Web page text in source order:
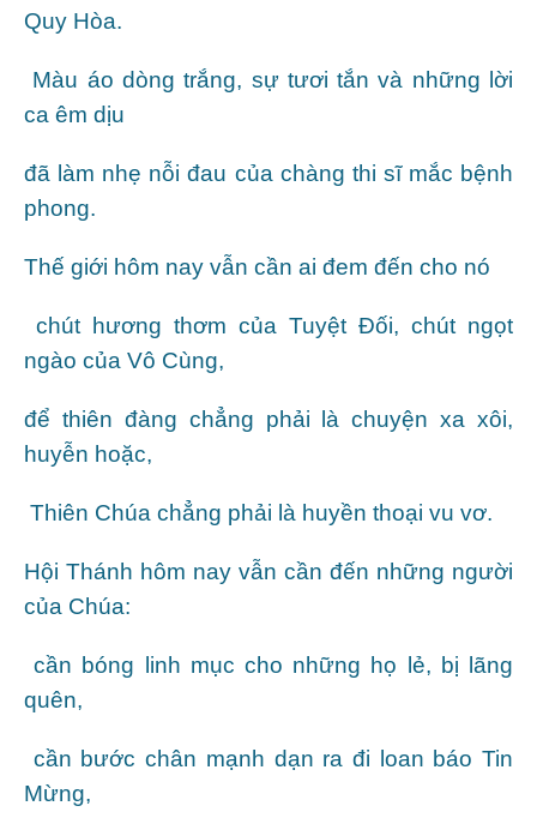
Quy Hòa.
Màu áo dòng trắng, sự tươi tắn và những lời
ca êm dịu
đã làm nhẹ nỗi đau của chàng thi sĩ mắc bệnh
phong.
Thế giới hôm nay vẫn cần ai đem đến cho nó
chút hương thơm của Tuyệt Ðối, chút ngọt
ngào của Vô Cùng,
để thiên đàng chẳng phải là chuyện xa xôi,
huyễn hoặc,
Thiên Chúa chẳng phải là huyền thoại vu vơ.
Hội Thánh hôm nay vẫn cần đến những người
của Chúa:
cần bóng linh mục cho những họ lẻ, bị lãng
quên,
cần bước chân mạnh dạn ra đi loan báo Tin
Mừng,